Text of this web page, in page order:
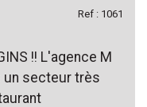
Ref : 1061
!! L'agence M
un secteur très